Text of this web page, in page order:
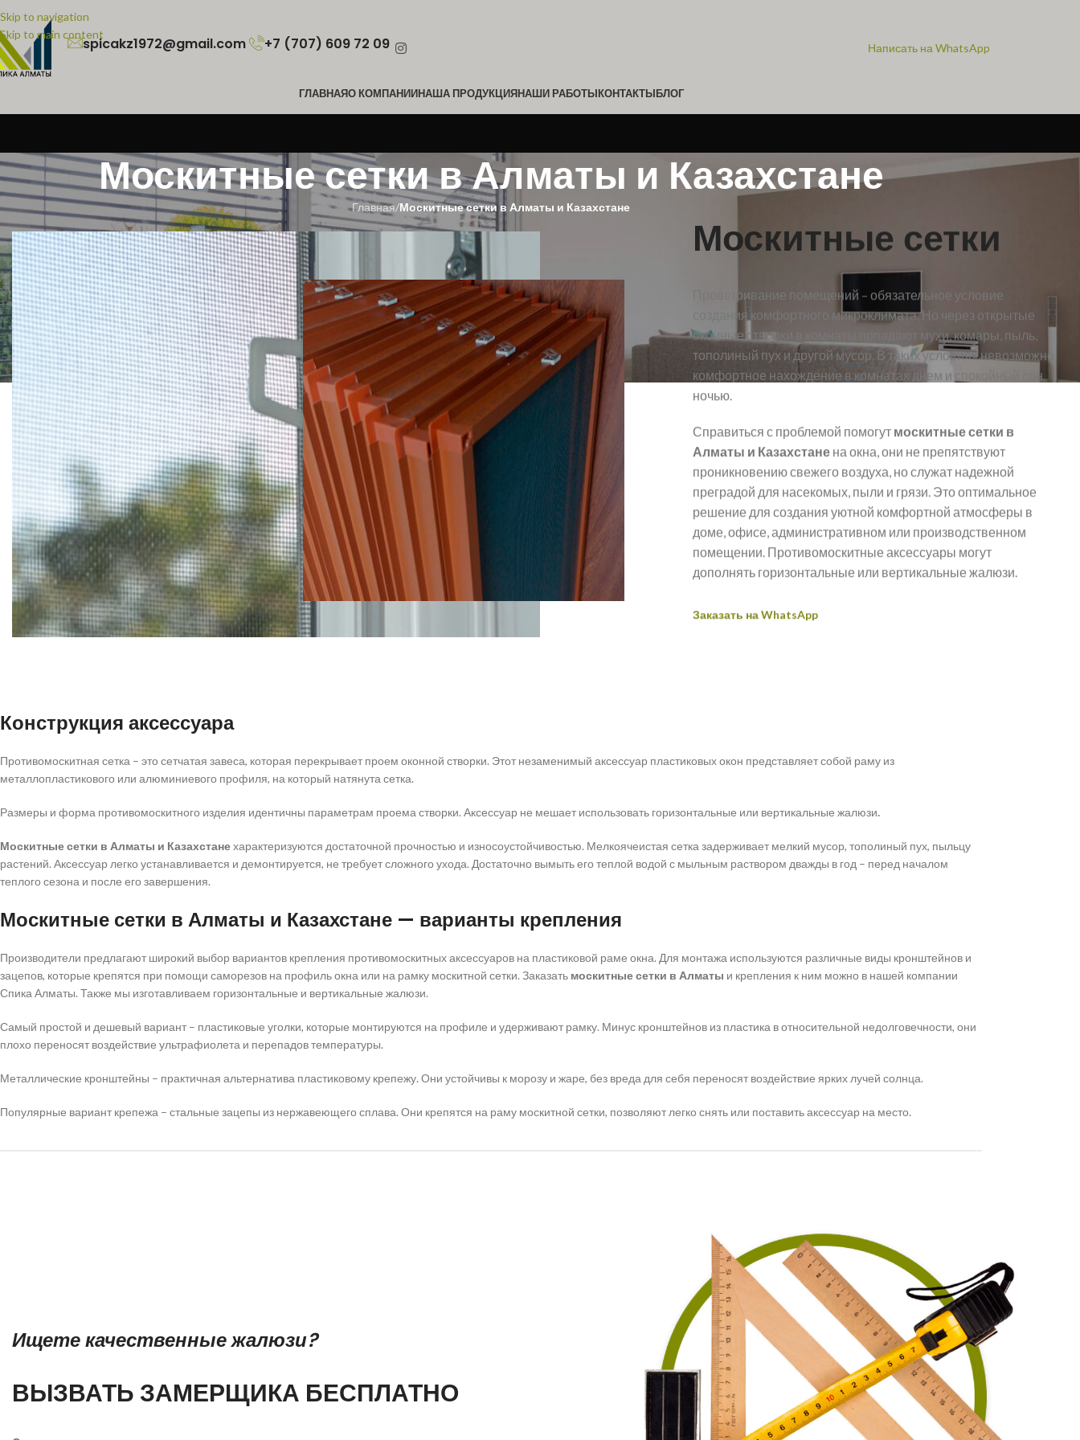
Skip to navigation
Skip to main content
spicakz1972@gmail.com +7 (707) 609 72 09 Написать на WhatsApp
ГЛАВНАЯО КОМПАНИИНАША ПРОДУКЦИЯНАШИ РАБОТЫКОНТАКТЫБЛОГ
Москитные сетки в Алматы и Казахстане
Главная/Москитные сетки в Алматы и Казахстане
Москитные сетки
Проветривание помещений – обязательное условие
создания комфортного микроклимата. Но через открытые
оконные створки в комнаты попадают мухи, комары, пыль,
тополиный пух и другой мусор. В таких условиях невозможно
комфортное нахождение в комнатах днем и спокойный сон
ночью.
Справиться с проблемой помогут москитные сетки в
Алматы и Казахстанена окна, они не препятствуют
проникновению свежего воздуха, но служат надежной
преградой для насекомых, пыли и грязи. Это оптимальное
решение для создания уютной комфортной атмосферы в
доме, офисе, административном или производственном
помещении. Противомоскитные аксессуары могут
дополнять горизонтальные или вертикальные жалюзи.
Заказать на WhatsApp
Конструкция аксессуара
Противомоскитная сетка – это сетчатая завеса, которая перекрывает проем оконной створки. Этот незаменимый аксессуар пластиковых окон представляет собой раму из
металлопластикового или алюминиевого профиля, на который натянута сетка.
Размеры и форма противомоскитного изделия идентичны параметрам проема створки. Аксессуар не мешает использовать горизонтальные или вертикальные жалюзи.
Москитные сетки в Алматы и Казахстанехарактеризуются достаточной прочностью и износоустойчивостью. Мелкоячеистая сетка задерживает мелкий мусор, тополиный пух, пыльцу
растений. Аксессуар легко устанавливается и демонтируется, не требует сложного ухода. Достаточно вымыть его теплой водой с мыльным раствором дважды в год – перед началом
теплого сезона и после его завершения.
Москитные сетки в Алматы и Казахстане — варианты крепления
Производители предлагают широкий выбор вариантов крепления противомоскитных аксессуаров на пластиковой раме окна. Для монтажа используются различные виды кронштейнов и
зацепов, которые крепятся при помощи саморезов на профиль окна или на рамку москитной сетки. Заказать москитные сетки в Алматы и крепления к ним можно в нашей компании
Спика Алматы. Также мы изготавливаем горизонтальные и вертикальные жалюзи.
Самый простой и дешевый вариант – пластиковые уголки, которые монтируются на профиле и удерживают рамку. Минус кронштейнов из пластика в относительной недолговечности, они
плохо переносят воздействие ультрафиолета и перепадов температуры.
Металлические кронштейны – практичная альтернатива пластиковому крепежу. Они устойчивы к морозу и жаре, без вреда для себя переносят воздействие ярких лучей солнца.
Популярные вариант крепежа – стальные зацепы из нержавеющего сплава. Они крепятся на раму москитной сетки, позволяют легко снять или поставить аксессуар на место.
Ищете качественные жалюзи?
ВЫЗВАТЬ ЗАМЕРЩИКА БЕСПЛАТНО